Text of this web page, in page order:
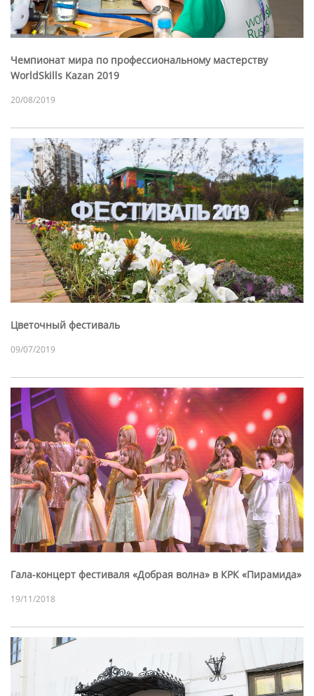
Чемпионат мира по профессиональному мастерству
WorldSkills Kazan 2019
20/08/2019
Цветочный фестиваль
09/07/2019
Гала-концерт фестиваля «Добрая волна» в КРК «Пирамида»
19/11/2018